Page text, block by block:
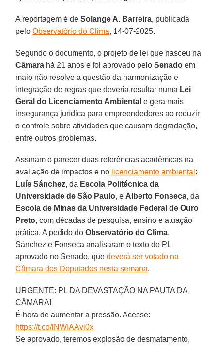
A reportagem é deSolange A. Barreira, publicada
peloObservatório do Clima, 14-07-2025.
Segundo o documento, o projeto de lei que nasceu na
Câmara há 21 anos e foi aprovado peloSenado em
maio não resolve a questão da harmonização e
integração de regras que deveria resultar numa Lei
Geral do Licenciamento Ambiental e gera mais
insegurança jurídica para empreendedores ao reduzir
o controle sobre atividades que causam degradação,
entre outros problemas.
Assinam o parecer duas referências acadêmicas na
avaliação de impactos e no licenciamento ambiental :
Luís Sánchez, da Escola Politécnica da
Universidade de São Paulo, e Alberto Fonseca, da
Escola de Minas da Universidade Federal de Ouro
Preto, com décadas de pesquisa, ensino e atuação
prática. A pedido doObservatório do Clima,
Sánchez e Fonseca analisaram o texto do PL
aprovado no Senado, que deverá ser votado na
Câmara dos Deputados nesta semana.
URGENTE: PL DA DEVASTAÇÃO NA PAUTA DA
CÂMARA!
É hora de aumentar a pressão. Acesse:
https://t.co/lNWIAAvi0x
Se aprovado, teremos explosão de desmatamento,